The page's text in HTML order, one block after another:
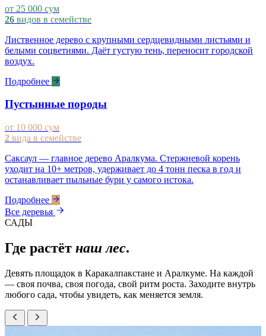
от 25 000 сум
26 видов в семействе
Лиственное дерево с крупными сердцевидными листьями и
белыми соцветиями. Даёт густую тень, переносит городской
воздух.
Подробнее
Пустынные породы
от 10 000 сум
2 вида в семействе
Саксаул — главное дерево Аралкума. Стержневой корень
уходит на 10+ метров, удерживает до 4 тонн песка в год и
останавливает пыльные бури у самого истока.
Подробнее
Все деревья
САДЫ
Где растёт наш лес.
Девять площадок в Каракалпакстане и Аралкуме. На каждой
— своя почва, своя погода, свой ритм роста. Заходите внутрь
любого сада, чтобы увидеть, как меняется земля.